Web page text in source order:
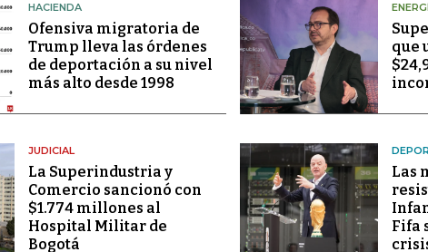
HACIENDA
Ofensiva migratoria de
Trump lleva las órdenes
de deportación a su nivel
más alto desde 1998
que
JUDICIAL
La Superindustria y
Comercio sancionó con
$1.774 millones al
Hospital Militar de
Bogotá
Las
Fifa